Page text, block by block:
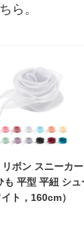
ら。
ボン スニーカー
も 平型 平紐 シュ
ト，160cm）